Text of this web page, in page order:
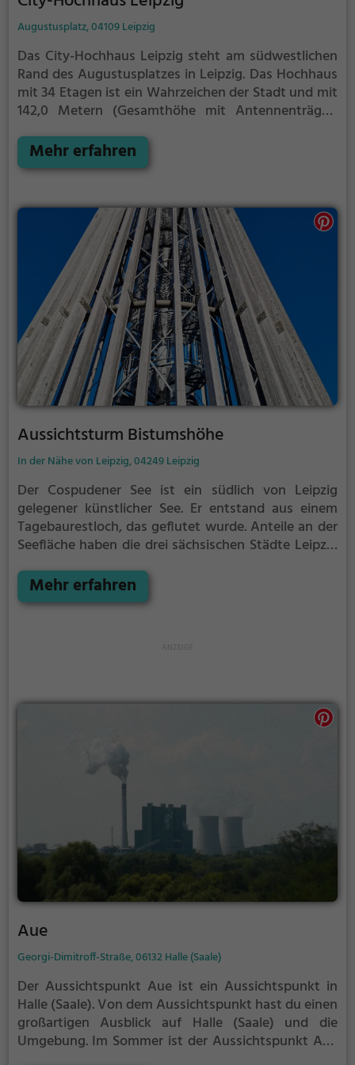
Augustusplatz, 04109 Leipzig
Das City-Hochhaus Leipzig steht am südwestlichen
Rand des Augustusplatzes in Leipzig. Das Hochhaus
mit 34 Etagen ist ein Wahrzeichen der Stadt und mit
142,0 Metern (Gesamthöhe mit Antennenträger:
Fertigstellung im Jahr 1972 war es bis zur Errichtung
des Jentowers (144,5 m) auch das höchste Gebäude
Jentower das zweithöchste in Ostdeutschland.
Mehr erfahren
Aussichtsturm Bistumshöhe
In der Nähe von Leipzig, 04249 Leipzig
Der Cospudener See ist ein südlich von Leipzig
gelegener künstlicher See. Er entstand aus einem
Tagebaurestloch, das geflutet wurde. Anteile an der
Seefläche haben die drei sächsischen Städte Leipzig
Gautzsch und Cospuden) sowie Zwenkau
(Gemarkung Eythra).
Mehr erfahren
Aue
Georgi-Dimitroff-Straße, 06132 Halle (Saale)
Der Aussichtspunkt Aue ist ein Aussichtspunkt in
Halle (Saale).Von dem Aussichtspunkt hast du einen
großartigen Ausblick auf Halle (Saale) und die
Umgebung. Im Sommer ist der Aussichtspunkt Aue